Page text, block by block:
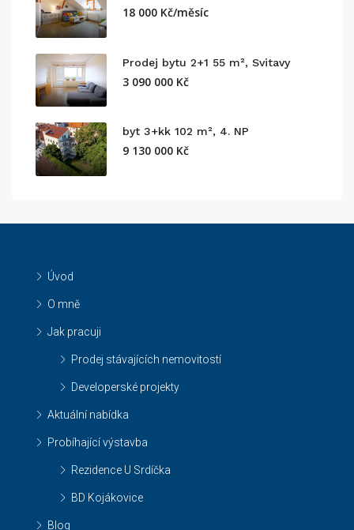
18 000 Kč/měsíc
Prodej bytu 2+1 55 m², Svitavy
3 090 000 Kč
byt 3+kk 102 m², 4. NP
9 130 000 Kč
Úvod
O mně
Jak pracuji
Prodej stávajících nemovitostí
Developerské projekty
Aktuální nabídka
Probíhající výstavba
Rezidence U Srdíčka
BD Kojákovice
Blog